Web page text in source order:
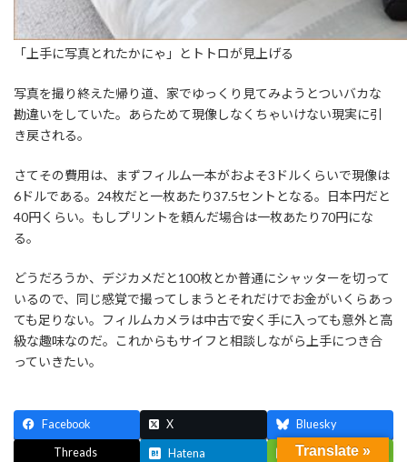
「上手に写真とれたかにゃ」とトトロが見上げる
写真を撮り終えた帰り道、家でゆっくり見てみようとついバカな
勘違いをしていた。あらためて現像しなくちゃいけない現実に引
き戻される。
さてその費用は、まずフィルム一本がおよそ3ドルくらいで現像は
6ドルである。24枚だと一枚あたり37.5セントとなる。日本円だと
40円くらい。もしプリントを頼んだ場合は一枚あたり70円にな
る。
どうだろうか、デジカメだと100枚とか普通にシャッターを切って
いるので、同じ感覚で撮ってしまうとそれだけでお金がいくらあっ
ても足りない。フィルムカメラは中古で安く手に入っても意外と高
級な趣味なのだ。これからもサイフと相談しながら上手につき合
っていきたい。
Facebook X Bluesky
Threads Hatena LINE
Translate »